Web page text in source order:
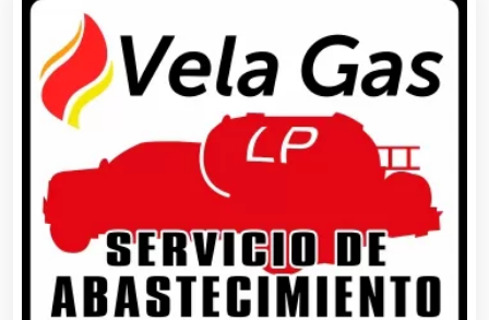
Artículos Deportivos
Artículos Importados
Artículos para el Hogar
Artículos para Regalos